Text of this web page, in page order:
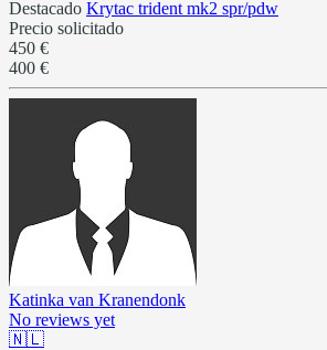
Destacado Krytac trident mk2 spr/pdw
Precio solicitado
450 €
400 €
Katinka van Kranendonk
No reviews yet
🇳🇱